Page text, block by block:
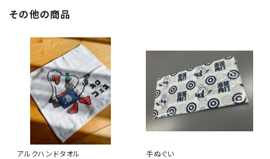
その他の商品
アルクハンドタオル 手ぬぐい